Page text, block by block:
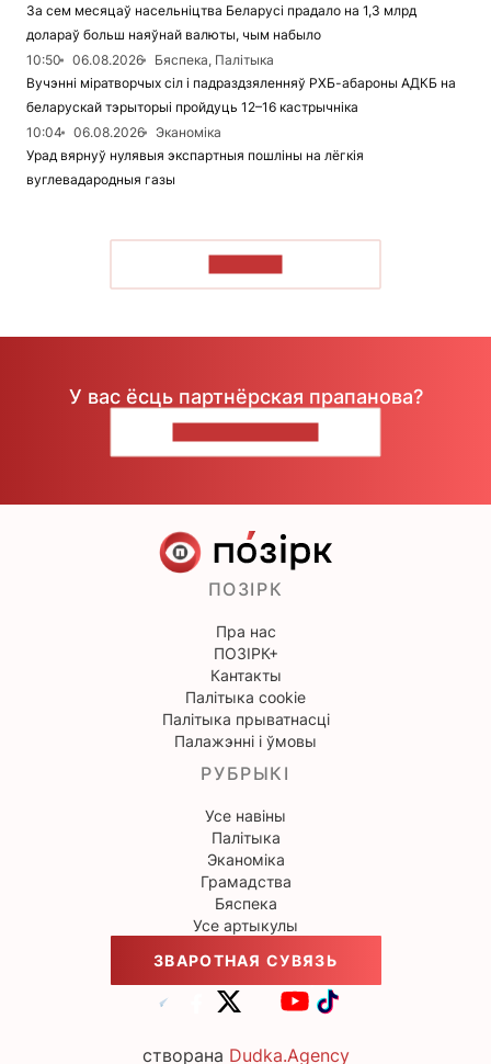
За сем месяцаў насельніцтва Беларусі прадало на 1,3 млрд
долараў больш наяўнай валюты, чым набыло
10:50
06.08.2026
Бяспека, Палітыка
Вучэнні міратворчых сіл і падраздзяленняў РХБ-абароны АДКБ на
беларускай тэрыторыі пройдуць 12–16 кастрычніка
10:04
06.08.2026
Эканоміка
Урад вярнуў нулявыя экспартныя пошліны на лёгкія
вуглевадародныя газы
У вас ёсць партнёрская прапанова?
ПОЗІРК
Пра нас
ПОЗІРК+
Кантакты
Палітыка cookie
Палітыка прыватнасці
Палажэнні і ўмовы
РУБРЫКІ
Усе навіны
Палітыка
Эканоміка
Грамадства
Бяспека
Усе артыкулы
ЗВАРОТНАЯ СУВЯЗЬ
створана Dudka.Agency